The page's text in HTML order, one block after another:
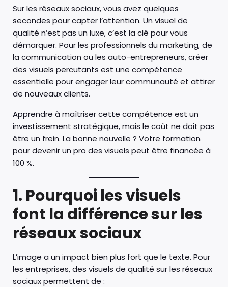
Sur les réseaux sociaux, vous avez quelques
secondes pour capter l’attention. Un visuel de
qualité n’est pas un luxe, c’est la clé pour vous
démarquer. Pour les professionnels du marketing, de
la communication ou les auto-entrepreneurs, créer
des visuels percutants est une compétence
essentielle pour engager leur communauté et attirer
de nouveaux clients.
Apprendre à maîtriser cette compétence est un
investissement stratégique, mais le coût ne doit pas
être un frein. La bonne nouvelle ? Votre formation
pour devenir un pro des visuels peut être financée à
100 %.
1. Pourquoi les visuels
font la différence sur les
réseaux sociaux
L’image a un impact bien plus fort que le texte. Pour
les entreprises, des visuels de qualité sur les réseaux
sociaux permettent de :